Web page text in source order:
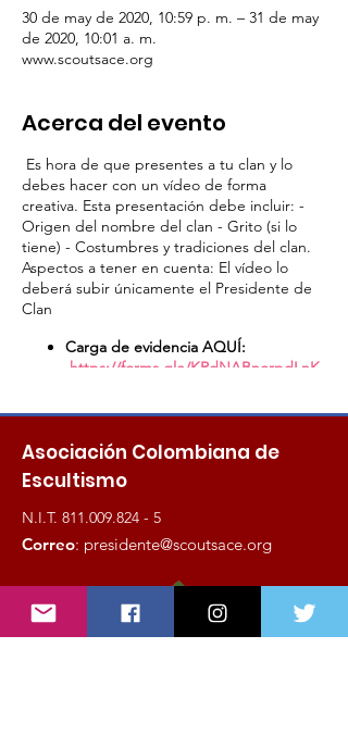
30 de may de 2020, 10:59 p. m. – 31 de may
de 2020, 10:01 a. m.
www.scoutsace.org
Acerca del evento
Es hora de que presentes a tu clan y lo
debes hacer con un vídeo de forma
creativa. Esta presentación debe incluir: -
Origen del nombre del clan - Grito (si lo
tiene) - Costumbres y tradiciones del clan.
Aspectos a tener en cuenta: El vídeo lo
deberá subir únicamente el Presidente de
Clan
Carga de evidencia AQUÍ:
https://forms.gle/KRdNABnorpdLnK
al Clan en la sección de grupos:
Asociación Colombiana de
Escultismo
N.I.T. 811.009.824 - 5
Correo: presidente@scoutsace.org